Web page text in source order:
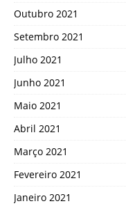
Outubro 2021
Setembro 2021
Julho 2021
Junho 2021
Maio 2021
Abril 2021
Março 2021
Fevereiro 2021
Janeiro 2021